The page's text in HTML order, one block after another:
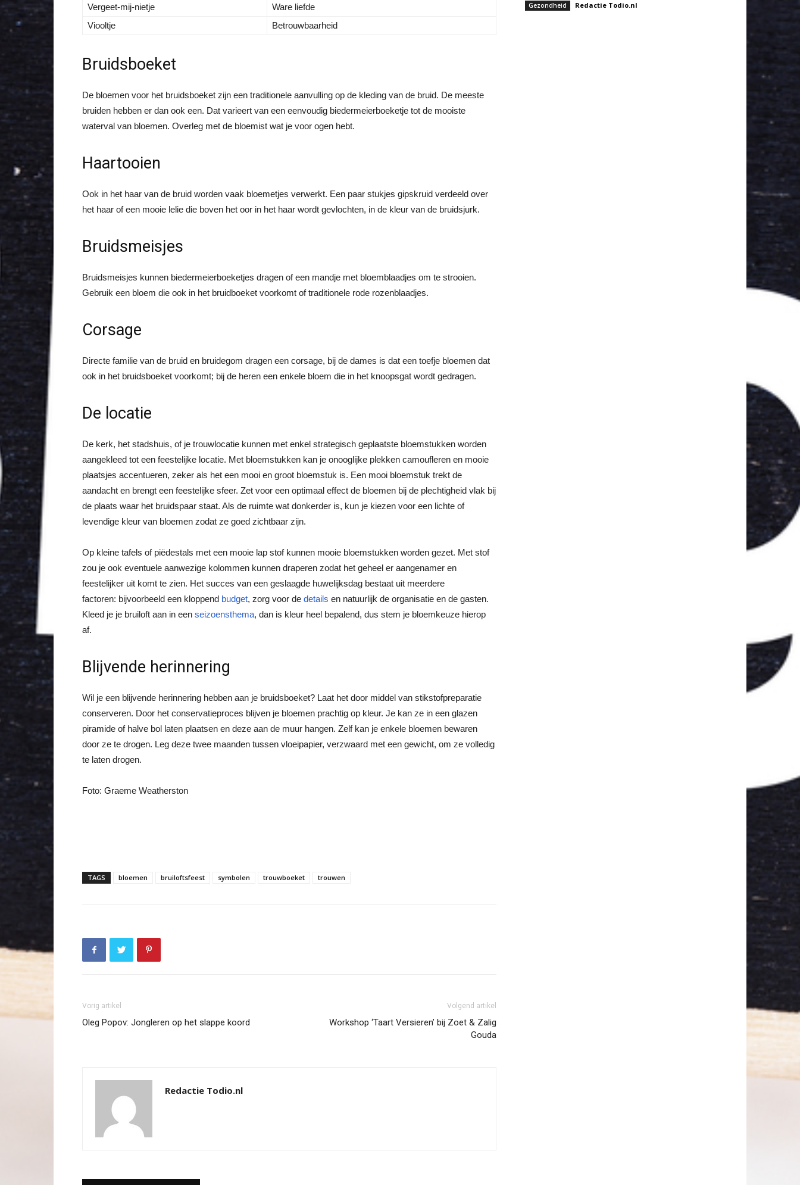
Vergeet-mij-nietje
Ware liefde
Viooltje
Betrouwbaarheid
Bruidsboeket
De bloemen voor het bruidsboeket zijn een traditionele aanvulling op de kleding van de bruid. De meeste
bruiden hebben er dan ook een. Dat varieert van een eenvoudig biedermeierboeketje tot de mooiste
waterval van bloemen. Overleg met de bloemist wat je voor ogen hebt.
Haartooien
Ook in het haar van de bruid worden vaak bloemetjes verwerkt. Een paar stukjes gipskruid verdeeld over
het haar of een mooie lelie die boven het oor in het haar wordt gevlochten, in de kleur van de bruidsjurk.
Bruidsmeisjes
Bruidsmeisjes kunnen biedermeierboeketjes dragen of een mandje met bloemblaadjes om te strooien.
Gebruik een bloem die ook in het bruidboeket voorkomt of traditionele rode rozenblaadjes.
Corsage
Directe familie van de bruid en bruidegom dragen een corsage, bij de dames is dat een toefje bloemen dat
ook in het bruidsboeket voorkomt; bij de heren een enkele bloem die in het knoopsgat wordt gedragen.
De locatie
De kerk, het stadshuis, of je trouwlocatie kunnen met enkel strategisch geplaatste bloemstukken worden
aangekleed tot een feestelijke locatie. Met bloemstukken kan je onooglijke plekken camoufleren en mooie
plaatsjes accentueren, zeker als het een mooi en groot bloemstuk is. Een mooi bloemstuk trekt de
aandacht en brengt een feestelijke sfeer. Zet voor een optimaal effect de bloemen bij de plechtigheid vlak bij
de plaats waar het bruidspaar staat. Als de ruimte wat donkerder is, kun je kiezen voor een lichte of
levendige kleur van bloemen zodat ze goed zichtbaar zijn.
Op kleine tafels of piëdestals met een mooie lap stof kunnen mooie bloemstukken worden gezet. Met stof
zou je ook eventuele aanwezige kolommen kunnen draperen zodat het geheel er aangenamer en
feestelijker uit komt te zien. Het succes van een geslaagde huwelijksdag bestaat uit meerdere
factoren: bijvoorbeeld een kloppend budget, zorg voor de details en natuurlijk de organisatie en de gasten.
Kleed je je bruiloft aan in een seizoensthema, dan is kleur heel bepalend, dus stem je bloemkeuze hierop
af.
Blijvende herinnering
Wil je een blijvende herinnering hebben aan je bruidsboeket? Laat het door middel van stikstofpreparatie
conserveren. Door het conservatieproces blijven je bloemen prachtig op kleur. Je kan ze in een glazen
piramide of halve bol laten plaatsen en deze aan de muur hangen. Zelf kan je enkele bloemen bewaren
door ze te drogen. Leg deze twee maanden tussen vloeipapier, verzwaard met een gewicht, om ze volledig
te laten drogen.
Foto: Graeme Weatherston
TAGS bloemen bruiloftsfeest symbolen trouwboeket trouwen
Vorig artikel
Oleg Popov: Jongleren op het slappe koord
Volgend artikel
Workshop ‘Taart Versieren’ bij Zoet & Zalig
Gouda
Redactie Todio.nl
Gezondheid Redactie Todio.nl